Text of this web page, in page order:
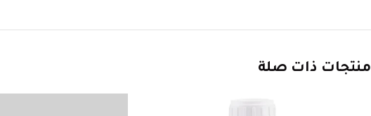
منتجات ذات صلة